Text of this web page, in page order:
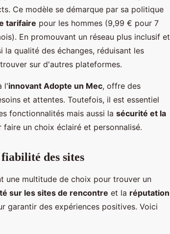
Ce modèle se démarque par sa politique
tarifaire pour les hommes (9,99 € pour 7
En promouvant un réseau plus inclusif et
la qualité des échanges, réduisant les
sur d'autres plateformes.
l'innovant Adopte un Mec, offre des
et attentes. Toutefois, il est essentiel
fonctionnalités mais aussi la sécurité et la
un choix éclairé et personnalisé.
des sites
une multitude de choix pour trouver un
sur les sites de rencontre et la réputation
garantir des expériences positives. Voici